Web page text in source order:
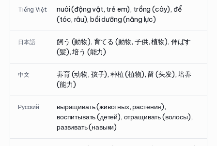
Tiếng Việt
nuôi (động vật, trẻ em), trồng (cây), để
(tóc, râu), bồi dưỡng (năng lực)
日本語
飼う (動物), 育てる (動物, 子供, 植物), 伸ばす
(髪), 培う (能力)
中文
养育 (动物, 孩子), 种植 (植物), 留 (头发), 培养
(能力)
Русский
выращивать (животных, растения),
воспитывать (детей), отращивать (волосы),
развивать (навыки)